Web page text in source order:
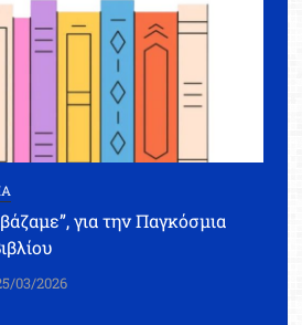
για την Παγκόσμια
03/2026